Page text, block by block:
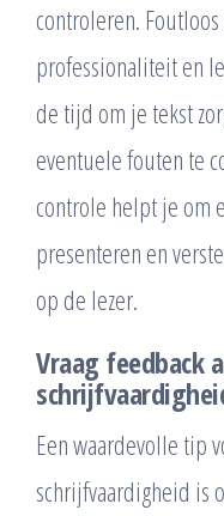
controleren.
professionaliteit en
de tijd om je tekst
eventuele fouten te
controle helpt je om
presenteren en
op de lezer.
Vraag feedback
Een waardevolle tip
schrijfvaardigheid is